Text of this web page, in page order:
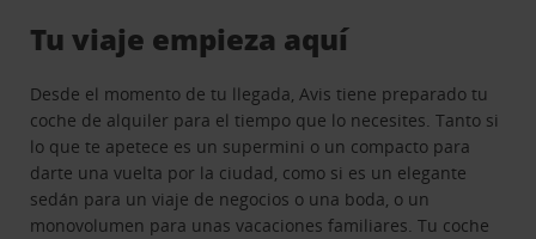
Tu viaje empieza aquí
Desde el momento de tu llegada, Avis tiene preparado tu
coche de alquiler para el tiempo que lo necesites. Tanto si
lo que te apetece es un supermini o un compacto para
darte una vuelta por la ciudad, como si es un elegante
sedán para un viaje de negocios o una boda, o un
monovolumen para unas vacaciones familiares. Tu coche